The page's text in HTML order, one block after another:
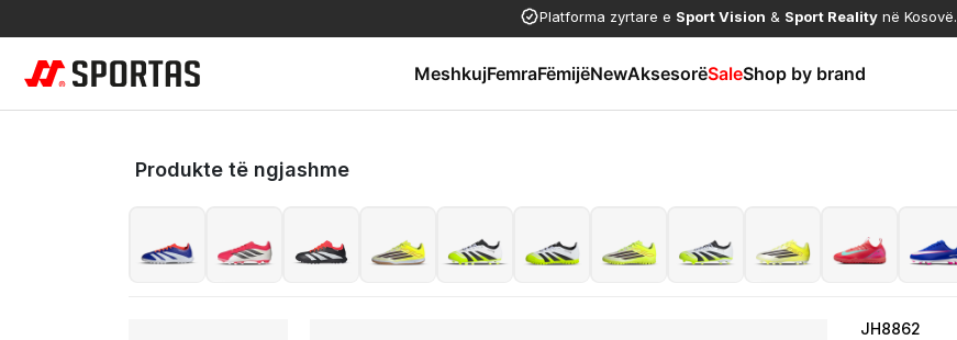
Platforma zyrtare e Sport Vision & Sport Reality në Kosovë.
MeshkujFemraFëmijëNewAksesorëSaleShop by brand
Produkte të ngjashme
JH8862